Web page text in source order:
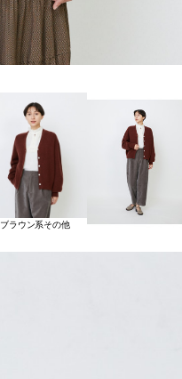
ブラウン系その他